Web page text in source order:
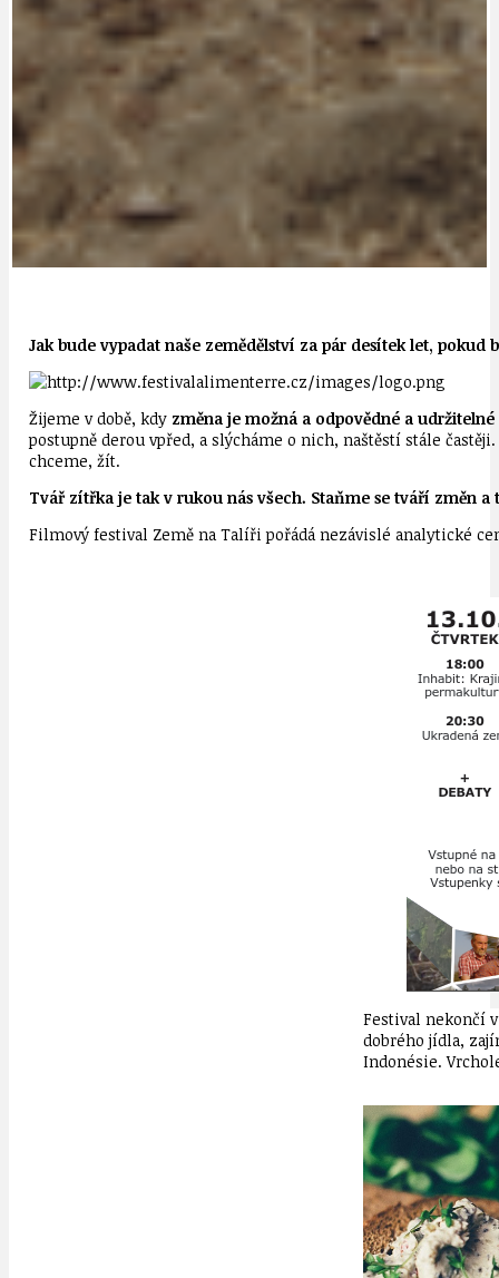
Jak bude vypadat naše zemědělství za pár desítek let, pokud
Žijeme v době, kdy změna je možná a odpovědné a
postupně derou vpřed, a slýcháme o nich, naštěstí stále
chceme, žít.
Tvář zítřka je tak v rukou nás všech. Staňme se tváří změn
Filmový festival Země na Talíři pořádá nezávislé analytické
Festival nekončí
dobrého jídla,
Indonésie.